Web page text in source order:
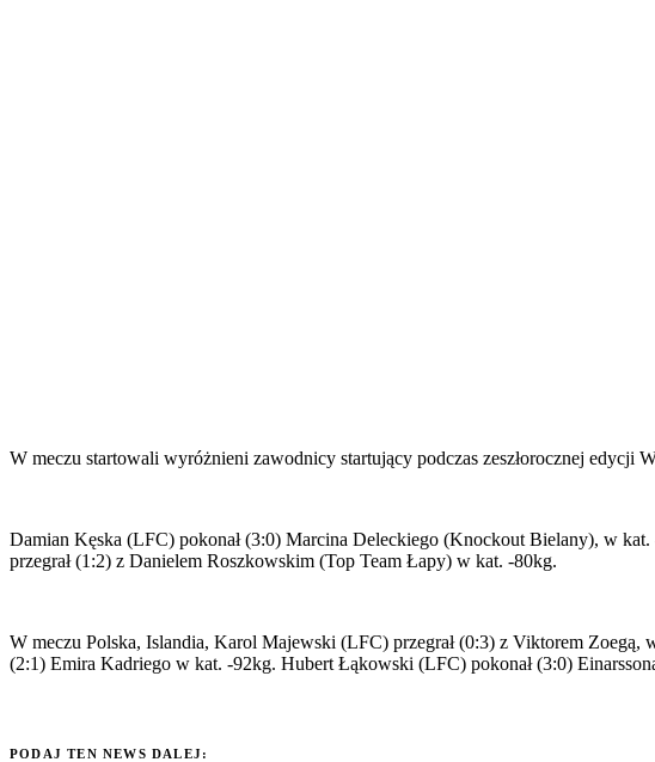
W meczu startowali wyróżnieni zawodnicy startujący podczas zeszłorocznej
Damian Kęska (LFC) pokonał (3:0) Marcina Deleckiego (Knockout Bielany), w
przegrał (1:2) z Danielem Roszkowskim (Top Team Łapy) w kat. -80kg.
W meczu Polska, Islandia, Karol Majewski (LFC) przegrał (0:3) z Viktorem
(2:1) Emira Kadriego w kat. -92kg. Hubert Łąkowski (LFC) pokonał (3:0)
PODAJ TEN NEWS DALEJ: